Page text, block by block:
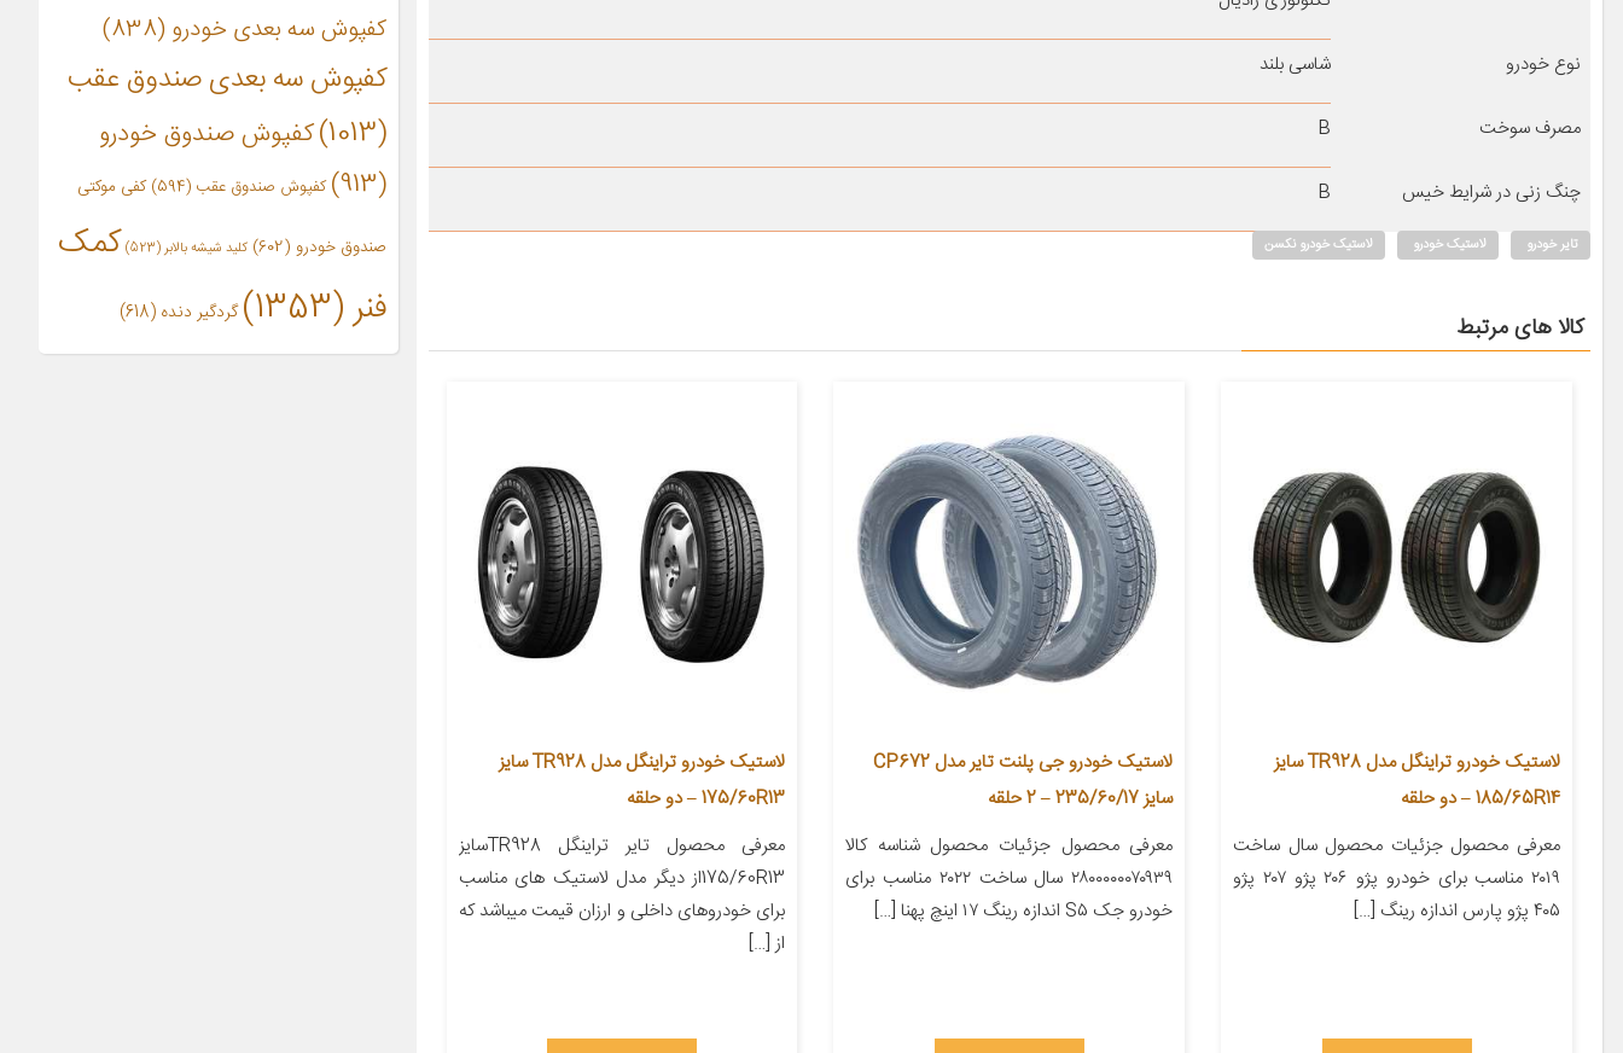
نوع خودرو شاسی بلند
مصرف سوخت B
چنگ زنی در شرایط خیس B
تایر خودرو لاستیک خودرو لاستیک خودرو نکسن
کالا های مرتبط
لاستیک خودرو تراینگل مدل TR928 سایز
185/65R14 – دو حلقه
معرفی محصول جزئیات محصول سال ساخت
۲۰۱۹ مناسب برای خودرو پژو ۲۰۶ پژو ۲۰۷ پژو
۴۰۵ پژو پارس اندازه رینگ […]
لاستیک خودرو جی پلنت تایر مدل CP672
سایز 235/60/17 – 2 حلقه
معرفی محصول جزئیات محصول شناسه کالا
۲۸۰۰۰۰۰۰۷۰۹۳۹ سال ساخت ۲۰۲۲ مناسب برای
خودرو جک S۵ اندازه رینگ ۱۷ اینچ پهنا […]
لاستیک خودرو تراینگل مدل TR928 سایز
175/60R13 – دو حلقه
معرفی محصول تایر تراینگل TR928سایز
175/60R13از دیگر مدل لاستیک های مناسب
برای خودروهای داخلی و ارزان قیمت میباشد که
از […]
کفپوش سه بعدی خودرو (838)
کفپوش سه بعدی صندوق عقب
(1013)
کفپوش صندوق خودرو
(913)
کفپوش صندوق عقب (594) کفی موکتی
صندوق خودرو (602) کلید شیشه بالابر(523)
کمک
فنر(1353) گردگیر دنده (618)